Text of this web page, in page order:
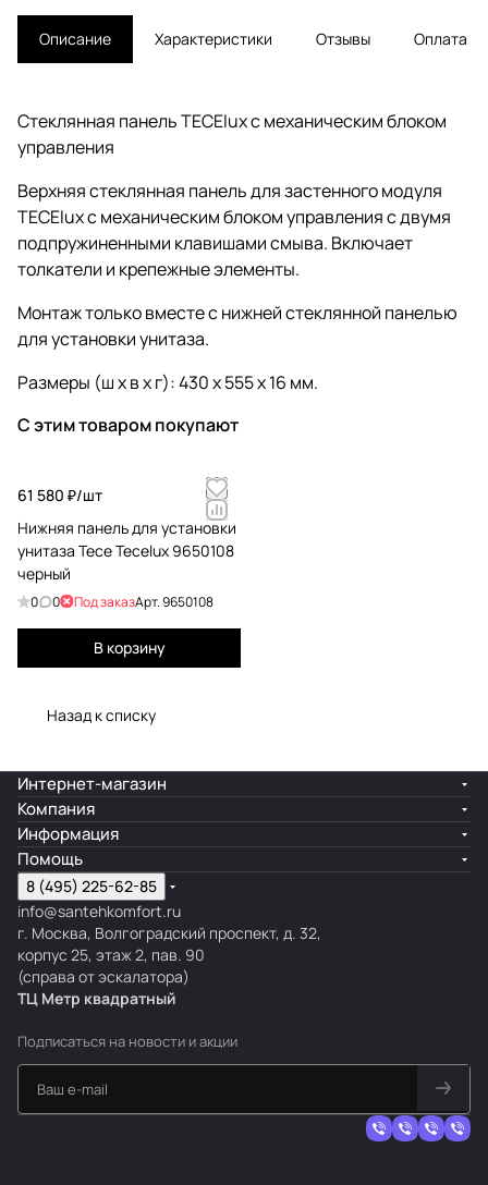
Описание Характеристики Отзывы Оплата
Стеклянная панель TECElux с механическим блоком
управления
Верхняя стеклянная панель для застенного модуля
TECElux с механическим блоком управления с двумя
подпружиненными клавишами смыва. Включает
толкатели и крепежные элементы.
Монтаж только вместе с нижней стеклянной панелью
для установки унитаза.
Размеры (ш х в х г): 430 х 555 х 16 мм.
С этим товаром покупают
61 580 ₽/шт
Нижняя панель для установки
унитаза Tece Tecelux 9650108
черный
0 0 Под заказАрт.9650108
В корзину
Назад к списку
Интернет-магазин
Компания
Информация
Помощь
8 (495) 225-62-85
info@santehkomfort.ru
г. Москва, Волгоградский проспект, д. 32,
корпус 25, этаж 2, пав. 90
(справа от эскалатора)
ТЦ Метр квадратный
Подписаться на новости и акции